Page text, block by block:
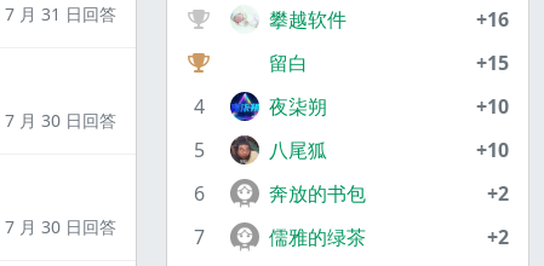
7 月 31 日回答
7 月 30 日回答
7 月 30 日回答
攀越软件
+16
留白
+15
4
夜柒朔
+10
5
八尾狐
+10
6
奔放的书包
+2
7
儒雅的绿茶
+2